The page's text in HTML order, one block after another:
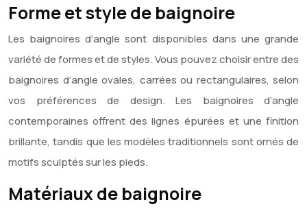
Forme et style de baignoire
Les baignoires d’angle sont disponibles dans une grande
variété de formes et de styles. Vous pouvez choisir entre des
baignoires d’angle ovales, carrées ou rectangulaires, selon
vos préférences de design. Les baignoires d’angle
contemporaines offrent des lignes épurées et une finition
brillante, tandis que les modèles traditionnels sont ornés de
motifs sculptés sur les pieds.
Matériaux de baignoire